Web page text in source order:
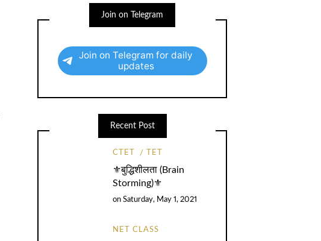
Join on Telegram
Join on Telegram for daily
updates
Recent Post
CTET TET
⚜️बुद्धिशीलता (Brain
Storming)⚜️
on Saturday, May 1, 2021
NET CLASS